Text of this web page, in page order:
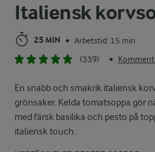
Italiensk
25 MIN • Arbetstid: 15 min
(339)
•
En snabb och smakrik italiensk
grönsaker. Kelda tomatsoppa gör
med färsk basilika och pesto på
italiensk touch.